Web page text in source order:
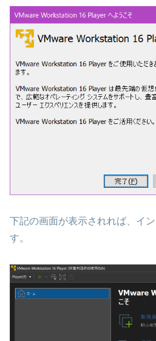
下記の画面が表示されれば、イ
す。